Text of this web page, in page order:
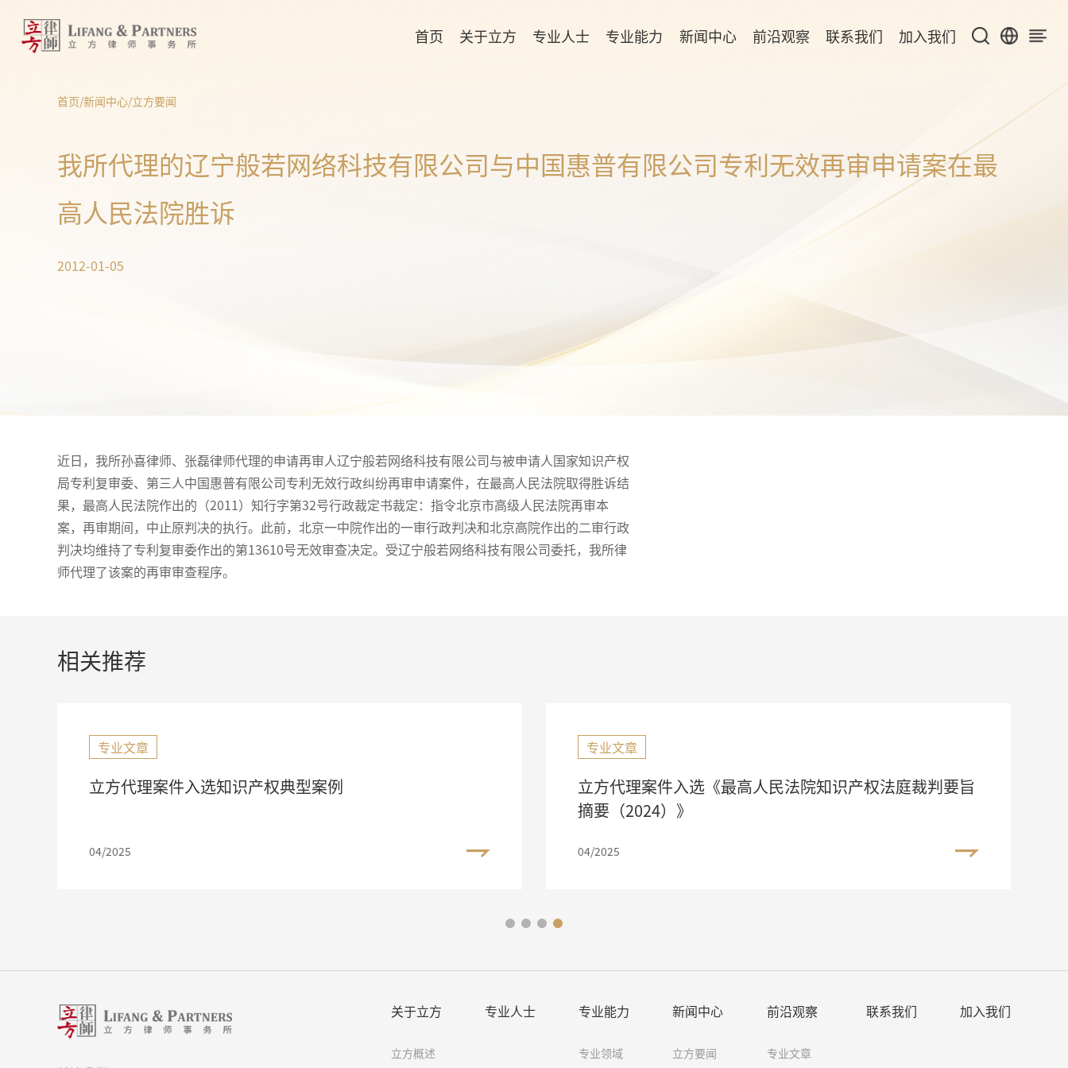
首页 关于立方 专业人士 专业能力 新闻中心 前沿观察 联系我们 加入我们
首页/新闻中心/立方要闻
我所代理的辽宁般若网络科技有限公司与中国惠普有限公司专利无效再审申请案在最
高人民法院胜诉
2012-01-05
近日，我所孙喜律师、张磊律师代理的申请再审人辽宁般若网络科技有限公司与被申请人国家知识产权
局专利复审委、第三人中国惠普有限公司专利无效行政纠纷再审申请案件，在最高人民法院取得胜诉结
果，最高人民法院作出的（2011）知行字第32号行政裁定书裁定：指令北京市高级人民法院再审本
案，再审期间，中止原判决的执行。此前，北京一中院作出的一审行政判决和北京高院作出的二审行政
判决均维持了专利复审委作出的第13610号无效审查决定。受辽宁般若网络科技有限公司委托，我所律
师代理了该案的再审审查程序。
相关推荐
专业文章
立方代理案件入选知识产权典型案例
04/2025
专业文章
立方代理案件入选《最高人民法院知识产权法庭裁判要旨
摘要（2024）》
04/2025
关于立方
立方概述
专业人士 专业能力
专业领域
新闻中心
立方要闻
前沿观察
专业文章
联系我们 加入我们